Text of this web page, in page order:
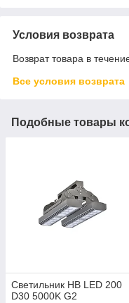
Условия возврата
Возврат товара в
Все условия возврата
Подобные товары
Светильник HB LED 200
D30 5000K G2